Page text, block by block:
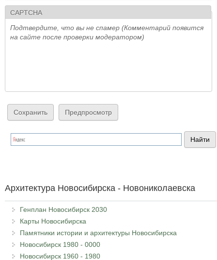
CAPTCHA
Подтвердите, что вы не спамер (Комментарий появится
на сайте после проверки модератором)
Архитектура Новосибирска - Новониколаевска
Генплан Новосибирск 2030
Карты Новосибирска
Памятники истории и архитектуры Новосибирска
Новосибирск 1980 - 0000
Новосибирск 1960 - 1980